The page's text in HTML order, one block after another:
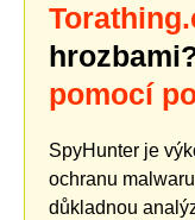
pomocí
SpyHunter je
ochranu
důkladnou